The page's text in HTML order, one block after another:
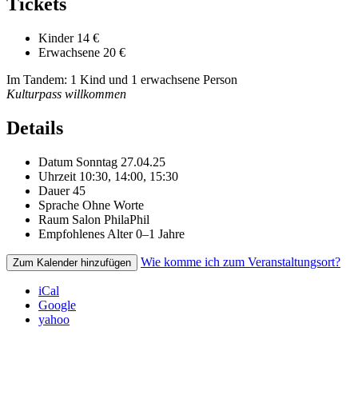
Tickets
Kinder 14 €
Erwachsene 20 €
Im Tandem: 1 Kind und 1 erwachsene Person
Kulturpass willkommen
Details
Datum Sonntag 27.04.25
Uhrzeit 10:30, 14:00, 15:30
Dauer 45
Sprache Ohne Worte
Raum Salon PhilaPhil
Empfohlenes Alter 0–1 Jahre
Zum Kalender hinzufügen Wie komme ich zum Veranstaltungsort?
iCal
Google
yahoo